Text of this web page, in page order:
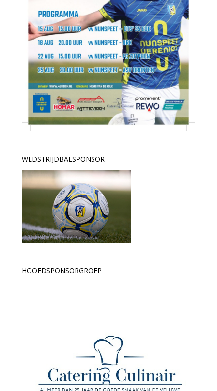
WEDSTRIJDBALSPONSOR
HOOFDSPONSORGROEP